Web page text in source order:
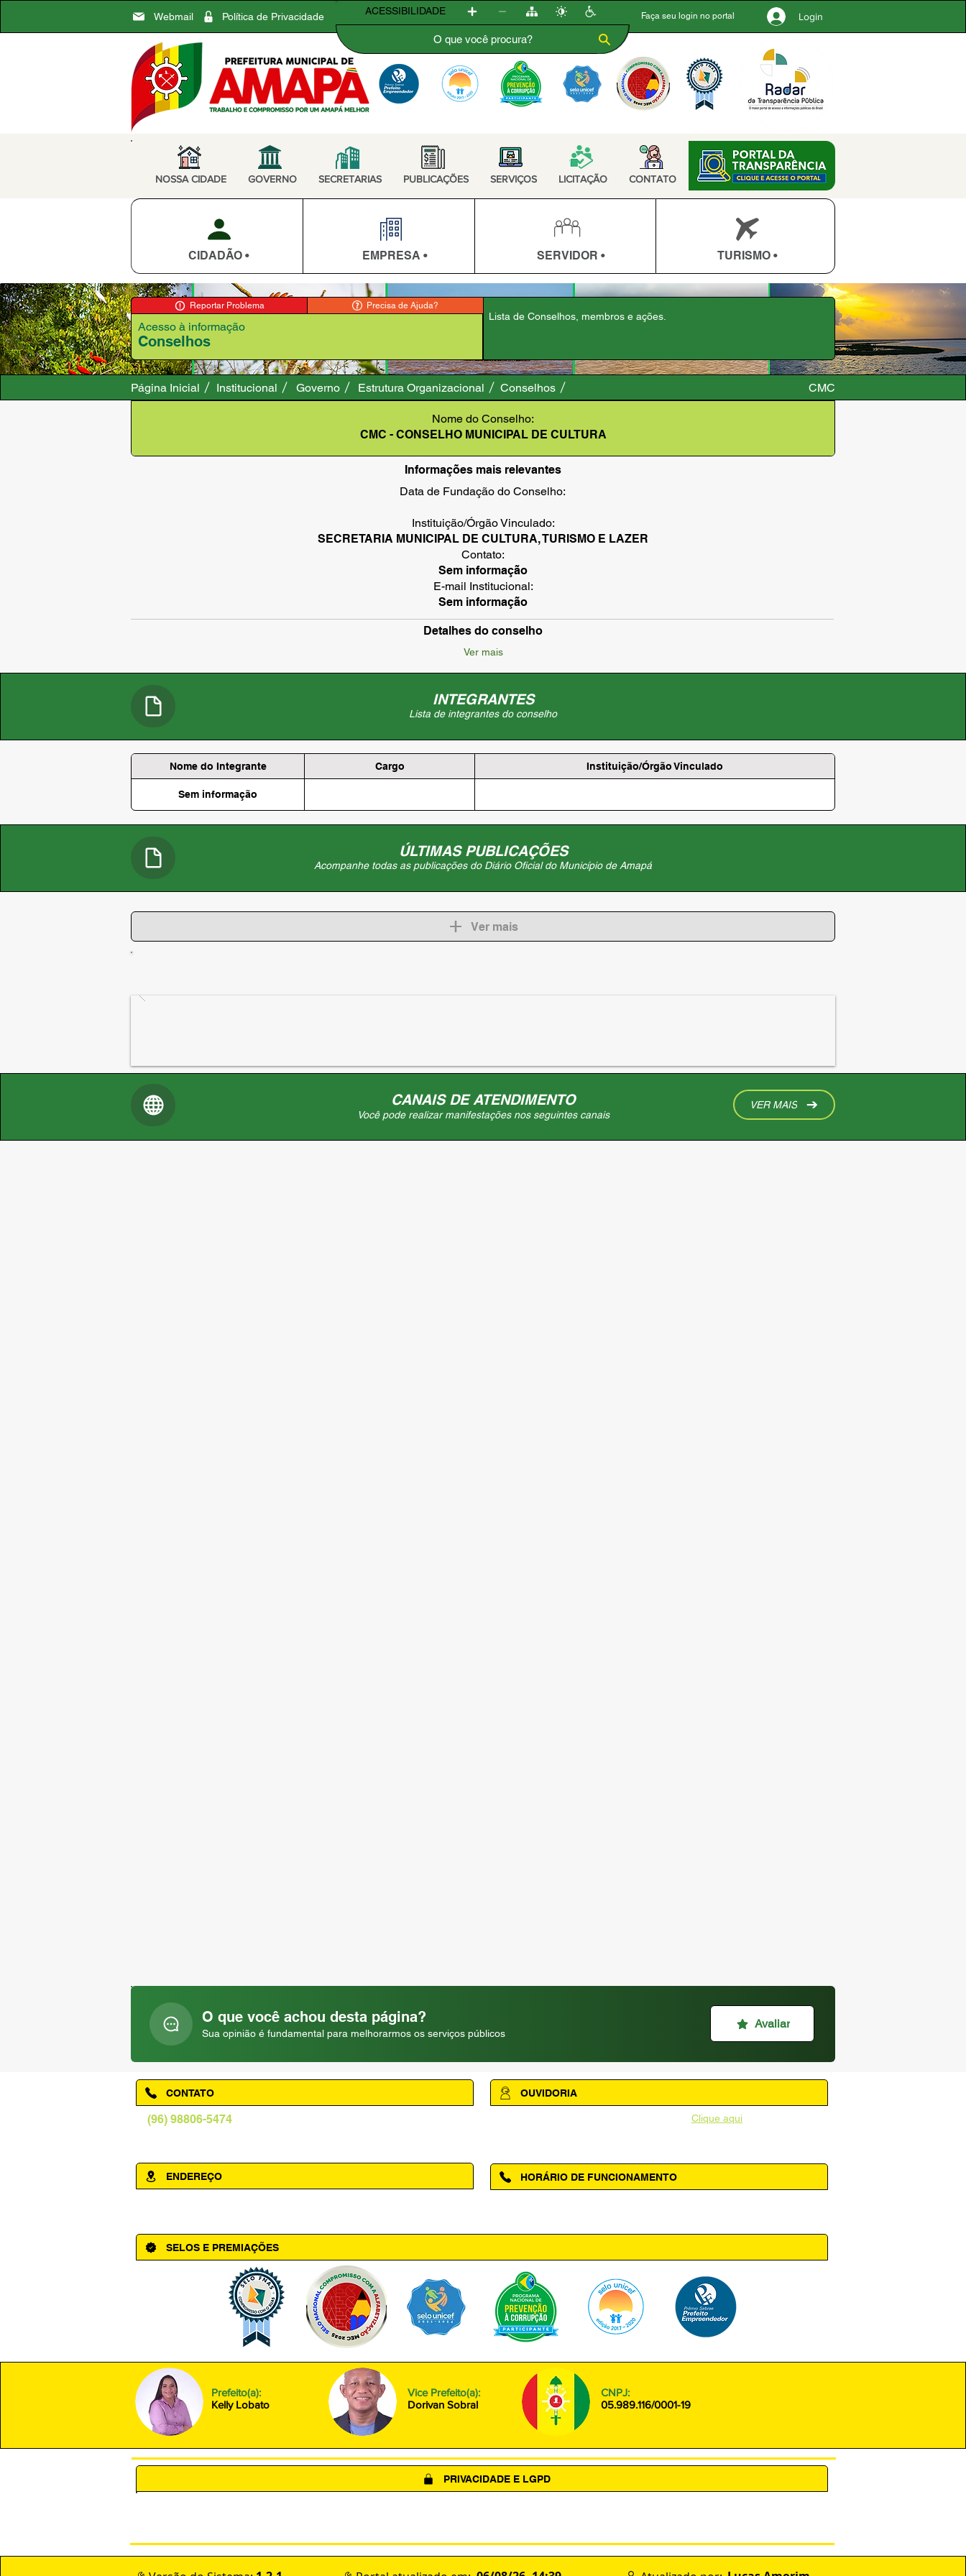
Webmail Política de Privacidade Faça seu login no portal Login
ACESSIBILIDADE
NOSSA CIDADE GOVERNO SECRETARIAS PUBLICAÇÕES SERVIÇOS LICITAÇÃO CONTATO
CIDADÃO • EMPRESA • SERVIDOR • TURISMO •
Reportar Problema Precisa de Ajuda?
Conselhos
Acesso à informação
Lista de Conselhos, membros e ações.
Página Inicial Institucional Governo Conselhos CMC
Estrutura Organizacional
Nome do Conselho:
CMC - CONSELHO MUNICIPAL DE CULTURA
Informações mais relevantes
Data de Fundação do Conselho:
Instituição/Órgão Vinculado:
SECRETARIA MUNICIPAL DE CULTURA, TURISMO E LAZER
Contato:
Sem informação
E-mail Institucional:
Sem informação
Detalhes do conselho
Ver mais
INTEGRANTES
Lista de integrantes do conselho
Nome do Integrante Cargo Instituição/Órgão Vinculado
Sem informação
ÚLTIMAS PUBLICAÇÕES
Acompanhe todas as publicações do Diário Oficial do Município de Amapá
Ver mais
CANAIS DE ATENDIMENTO
Você pode realizar manifestações nos seguintes canais
VER MAIS
O que você achou desta página?
Sua opinião é fundamental para melhorarmos os serviços públicos
Avaliar
(96) 98806-5474
CONTATO
ENDEREÇO
Clique aqui
OUVIDORIA
HORÁRIO DE FUNCIONAMENTO
SELOS E PREMIAÇÕES
Prefeito(a):
Kelly Lobato
Vice Prefeito(a):
Dorivan Sobral
CNPJ:
05.989.116/0001-19
PRIVACIDADE E LGPD